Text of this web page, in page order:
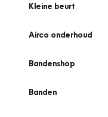
Kleine beurt
Airco onderhoud
Bandenshop
Banden